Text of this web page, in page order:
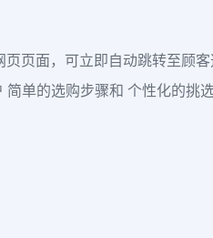
页面，可立即自动跳转至顾
单的选购步骤和 个性化的挑